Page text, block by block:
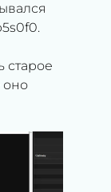
старое
оно